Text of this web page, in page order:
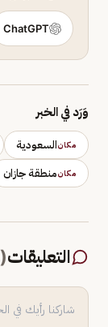
ChatGPT
وَرَد في الخبر
مكانالسعودية
مكانمنطقة جازان
التعليقات(